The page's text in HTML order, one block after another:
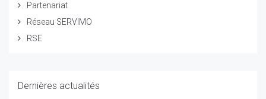
Partenariat
Réseau SERVIMO
RSE
Dernières actualités